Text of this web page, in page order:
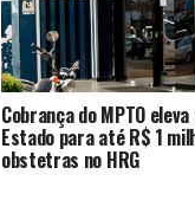
Cobrança do MPTO
Estado para até R$ 1
obstetras no HRG